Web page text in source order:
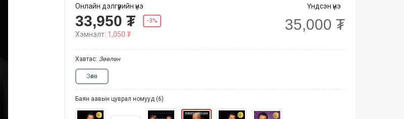
Онлайн дэлгүүрийн үнэ
33,950 ₮ -3%
Хэмнэлт: 1,050 ₮
Үндсэн үнэ
35,000 ₮
Хавтас: Зөөлөн
Зөөлөн
Баян аавын цуврал номууд (6)